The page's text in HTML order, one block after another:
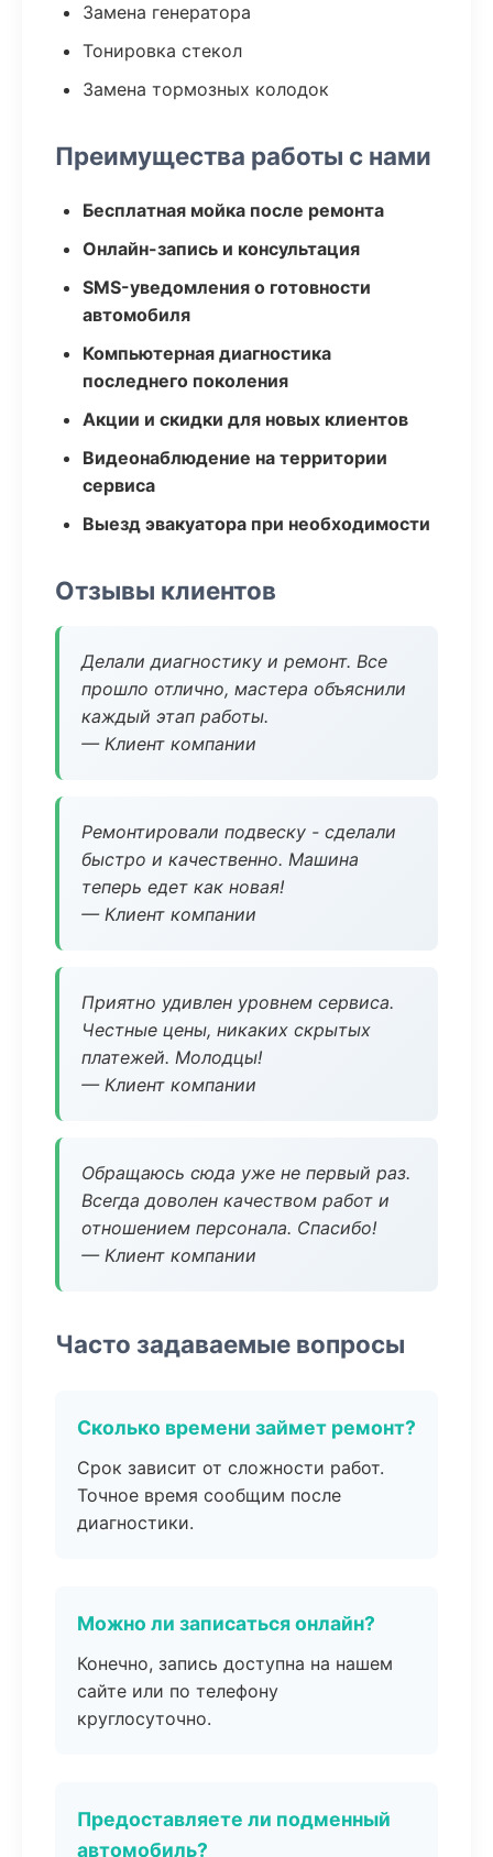
Замена генератора
Тонировка стекол
Замена тормозных колодок
Преимущества работы с нами
Бесплатная мойка после ремонта
Онлайн-запись и консультация
SMS-уведомления о готовности
автомобиля
Компьютерная диагностика
последнего поколения
Акции и скидки для новых клиентов
Видеонаблюдение на территории
сервиса
Выезд эвакуатора при необходимости
Отзывы клиентов
Делали диагностику и ремонт. Все
прошло отлично, мастера объяснили
каждый этап работы.
— Клиент компании
Ремонтировали подвеску - сделали
быстро и качественно. Машина
теперь едет как новая!
— Клиент компании
Приятно удивлен уровнем сервиса.
Честные цены, никаких скрытых
платежей. Молодцы!
— Клиент компании
Обращаюсь сюда уже не первый раз.
Всегда доволен качеством работ и
отношением персонала. Спасибо!
— Клиент компании
Часто задаваемые вопросы
Сколько времени займет ремонт?
Срок зависит от сложности работ.
Точное время сообщим после
диагностики.
Можно ли записаться онлайн?
Конечно, запись доступна на нашем
сайте или по телефону
круглосуточно.
Предоставляете ли подменный
автомобиль?